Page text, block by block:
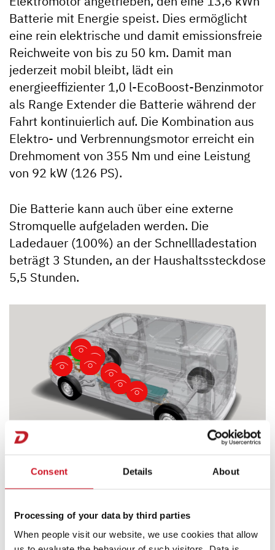
Consent Details About
Processing of your data by third parties
When people visit our website, we use cookies that allow
Wärmeschutzverglasung mit Tönung ab der 2. Reihe
Außenspiegel el. einstellbar und beheizbar
LED Tagfahrlicht mit Nebelscheinwerfer und
Abbiegelicht
Stoßfänger vorn in Wagenfarbe teillackiert
Radzierblenden
Geschwindigkeitsbegrenzer 120 km/h
Praktische Ablagefächer und Getränkehalter im
gesamten Fahrzeug
Schiebetür rechts
Batterie mit Energie speist. Dies ermöglicht
eine rein elektrische und damit emissionsfreie
Reichweite von bis zu 50 km. Damit man
jederzeit mobil bleibt, lädt ein
energieeffizienter 1,0 l-EcoBoost-Benzinmotor
als Range Extender die Batterie während der
Fahrt kontinuierlich auf. Die Kombination aus
Elektro- und Verbrennungsmotor erreicht ein
Drehmoment von 355 Nm und eine Leistung
von 92 kW (126 PS).
Die Batterie kann auch über eine externe
Stromquelle aufgeladen werden. Die
Ladedauer (100%) an der Schnellladestation
beträgt 3 Stunden, an der Haushaltssteckdose
5,5 Stunden.